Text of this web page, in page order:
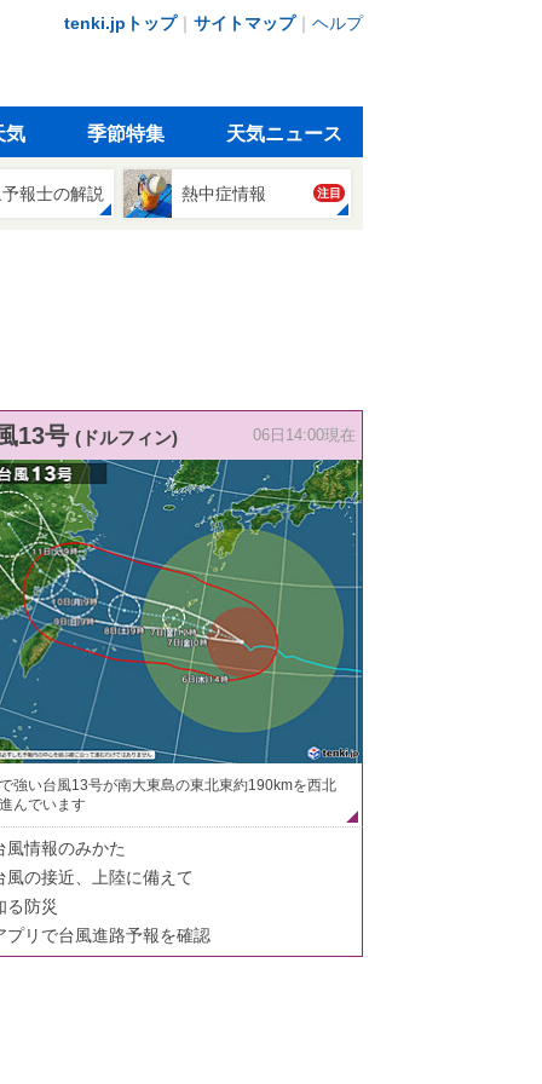
tenki.jpトップ｜ サイトマップ｜ ヘルプ
気 季節特集 天気ニュース
報士の解説 熱中症情報 注目
13号 (ドルフィン) 06日14:00現在
強い台風13号が南大東島の東北東約190kmを西北
んでいます
風情報のみかた
風の接近、上陸に備えて
る防災
プリで台風進路予報を確認